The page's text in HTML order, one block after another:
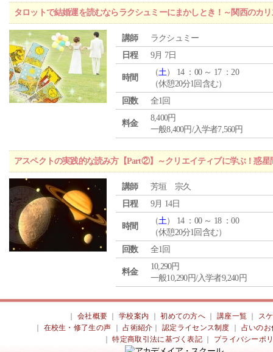
タロットで結婚運を読むならラクシュミーにまかしとき！～関西のカ
講師
ラクシュミー
日程
9月 7日
時間
（土） 14 ：00 ～ 17 ：20
（休憩20分1回含む）
回数
全1回
料金
8,400円
一般8,400円/入学者7,560円
アスペクトの実践的な読み方【Part②】～クリエイティブに学ぶ！惑
講師
芳垣 宗久
日程
9月 14日
時間
（土） 14 ：00 ～ 18 ：00
（休憩20分1回含む）
回数
全1回
料金
10,290円
一般10,290円/入学者9,240円
会社概要 ｜学校案内 ｜初めての方へ 講座一覧
ス
在校生・修了生の声 ｜占術紹介 ｜認定ライセンス制度
占いのお
｜特定商取引法に基づく表記 プライバシーポ